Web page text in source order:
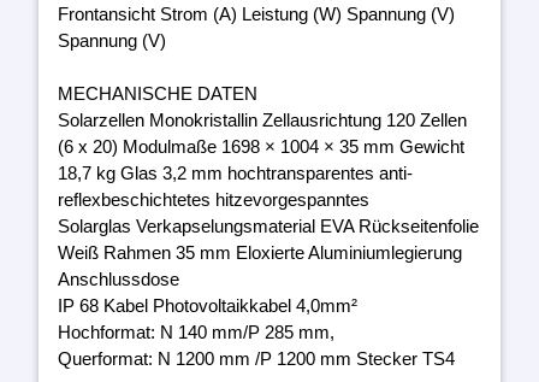
Frontansicht Strom (A) Leistung (W) Spannung (V)
Spannung (V)
MECHANISCHE DATEN
Solarzellen Monokristallin Zellausrichtung 120 Zellen
(6 x 20) Modulmaße 1698 × 1004 × 35 mm Gewicht
18,7 kg Glas 3,2 mm hochtransparentes anti-
reflexbeschichtetes hitzevorgespanntes
Solarglas Verkapselungsmaterial EVA Rückseitenfolie
Weiß Rahmen 35 mm Eloxierte Aluminiumlegierung
Anschlussdose
IP 68 Kabel Photovoltaikkabel 4,0mm²
Hochformat: N 140 mm/P 285 mm,
Querformat: N 1200 mm /P 1200 mm Stecker TS4